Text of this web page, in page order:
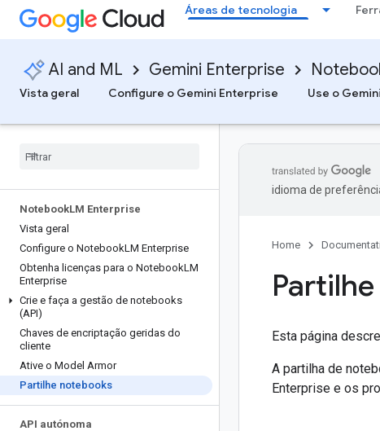
Áreas de tecnologia
AI and ML Gemini Enterprise
Vista geral
Configure o Gemini Enterprise Use o
NotebookLM Enterprise
Vista geral
Configure o NotebookLM Enterprise
Obtenha licenças para o NotebookLM
Enterprise
Crie e faça a gestão de notebooks
(API)
Chaves de encriptação geridas do
cliente
Ative o Model Armor
Partilhe notebooks
API autónoma
idioma de
Home
Esta página
A partilha de
Enterprise e os